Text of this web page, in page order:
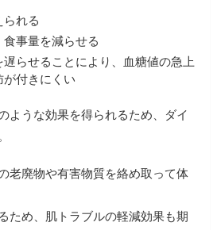
れる
事量を減らせる
らせることにより、血糖値の急上
付きにくい
ような効果を得られるため、ダイ
老廃物や有害物質を絡め取って体
ため、肌トラブルの軽減効果も期